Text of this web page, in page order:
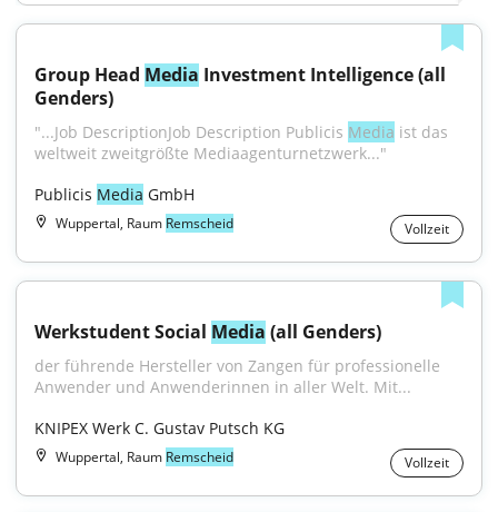
Group Head Media Investment Intelligence (all
Genders)
"...Job DescriptionJob Description Publicis Media ist das
weltweit zweitgrößte Mediaagenturnetzwerk..."
Publicis Media GmbH
Wuppertal, Raum Remscheid Vollzeit
Werkstudent Social Media (all Genders)
der führende Hersteller von Zangen für professionelle
Anwender und Anwenderinnen in aller Welt. Mit...
KNIPEX Werk C. Gustav Putsch KG
Wuppertal, Raum Remscheid Vollzeit